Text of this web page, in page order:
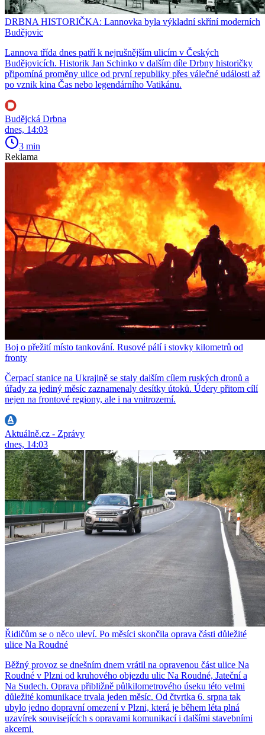
DRBNA HISTORIČKA: Lannovka byla výkladní skříní moderních
Budějovic
Lannova třída dnes patří k nejrušnějším ulicím v Českých
Budějovicích. Historik Jan Schinko v dalším díle Drbny historičky
připomíná proměny ulice od první republiky přes válečné události až
po vznik kina Čas nebo legendárního Vatikánu.
Budějcká Drbna
dnes, 14:03
3 min
Reklama
Boj o přežití místo tankování. Rusové pálí i stovky kilometrů od
fronty
Čerpací stanice na Ukrajině se staly dalším cílem ruských dronů a
úřady za jediný měsíc zaznamenaly desítky útoků. Údery přitom cílí
nejen na frontové regiony, ale i na vnitrozemí.
Aktuálně.cz - Zprávy
dnes, 14:03
Řidičům se o něco uleví. Po měsíci skončila oprava části důležité
ulice Na Roudné
Běžný provoz se dnešním dnem vrátil na opravenou část ulice Na
Roudné v Plzni od kruhového objezdu ulic Na Roudné, Jateční a
Na Sudech. Oprava přibližně půlkilometrového úseku této velmi
důležité komunikace trvala jeden měsíc. Od čtvrtka 6. srpna tak
ubylo jedno dopravní omezení v Plzni, která je během léta plná
uzavírek souvisejících s opravami komunikací i dalšími stavebními
akcemi.